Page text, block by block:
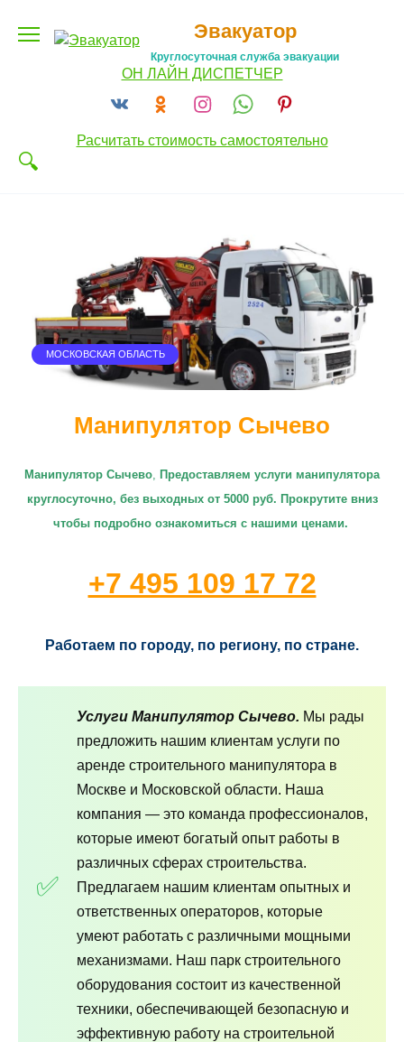
Эвакуатор
Круглосуточная служба эвакуации
ОН ЛАЙН ДИСПЕТЧЕР
Расчитать стоимость самостоятельно
МОСКОВСКАЯ ОБЛАСТЬ
Манипулятор Сычево
Манипулятор Сычево, Предоставляем услуги манипулятора
круглосуточно, без выходных от 5000 руб. Прокрутите вниз
чтобы подробно ознакомиться с нашими ценами.
+7 495 109 17 72
Работаем по городу, по региону, по стране.
Услуги Манипулятор Сычево. Мы рады
предложить нашим клиентам услуги по
аренде строительного манипулятора в
Москве и Московской области. Наша
компания — это команда профессионалов,
которые имеют богатый опыт работы в
различных сферах строительства.
Предлагаем нашим клиентам опытных и
ответственных операторов, которые
умеют работать с различными мощными
механизмами. Наш парк строительного
оборудования состоит из качественной
техники, обеспечивающей безопасную и
эффективную работу на строительной